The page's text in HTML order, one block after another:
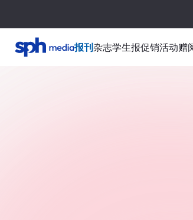
报刊杂志学生报促销活动赠